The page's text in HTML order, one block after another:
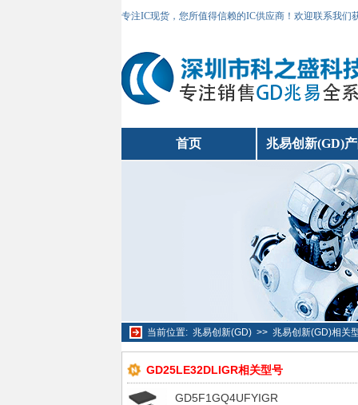
专注IC现货，您所值得信赖的IC供应商！欢迎联系我们
首页 兆易创新(GD)
当前位置: 兆易创新(GD)>> 兆易创新(GD)相关
GD25LE32DLIGR相关型号
GD5F1GQ4UFYIGR